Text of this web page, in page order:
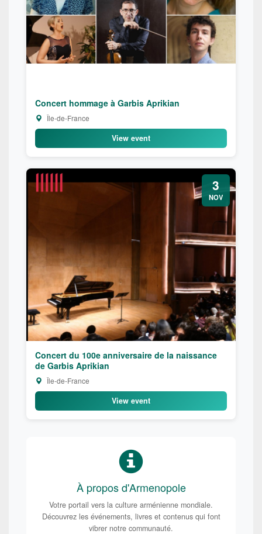
Concert hommage à Garbis Aprikian
Île-de-France
View event
3
NOV
Concert du 100e anniversaire de la naissance
de Garbis Aprikian
Île-de-France
View event
À propos d'Armenopole
Votre portail vers la culture arménienne mondiale.
Découvrez les événements, livres et contenus qui font
vibrer notre communauté.